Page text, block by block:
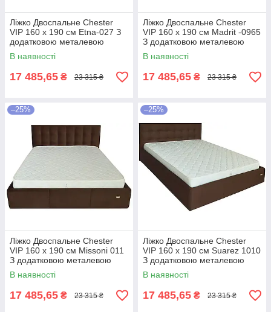
Ліжко Двоспальне Chester
VIP 160 х 190 см Etna-027 З
додатковою металевою
цільнозварною рамою
Коричневий
В наявності
17 485,65 ₴ 23 315 ₴
Ліжко Двоспальне Chester
VIP 160 х 190 см Madrit -0965
З додатковою металевою
цільнозварною рамою
Фіолетовий
В наявності
17 485,65 ₴ 23 315 ₴
–25%
Ліжко Двоспальне Chester
VIP 160 х 190 см Missoni 011
З додатковою металевою
цільнозварною рамою
Темно-коричневий
В наявності
17 485,65 ₴ 23 315 ₴
–25%
Ліжко Двоспальне Chester
VIP 160 х 190 см Suarez 1010
З додатковою металевою
цільнозварною рамою
Коричневий
В наявності
17 485,65 ₴ 23 315 ₴